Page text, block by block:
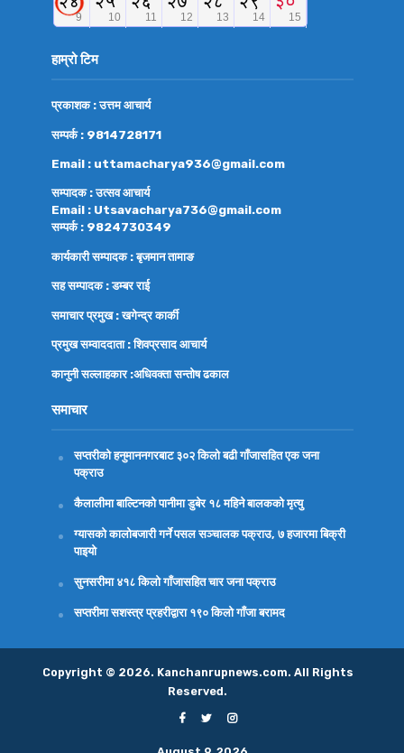
हाम्रो टिम
प्रकाशक : उत्तम आचार्य
सम्पर्क : 9814728171
Email : uttamacharya936@gmail.com
सम्पादक : उत्सव आचार्य
Email : Utsavacharya736@gmail.com
सम्पर्क : 9824730349
कार्यकारी सम्पादक : बृजमान तामाङ
सह सम्पादक : डम्बर राई
समाचार प्रमुख : खगेन्द्र कार्की
प्रमुख सम्वाददाता : शिवप्रसाद आचार्य
कानुनी सल्लाहकार :अधिवक्तासन्तोष ढकाल
समाचार
सप्तरीको हनुमाननगरबाट ३०२ किलो बढी गाँजासहित एक जना
पक्राउ
कैलालीमा बाल्टिनको पानीमा डुबेर १८ महिने बालकको मृत्यु
ग्यासको कालोबजारी गर्ने पसल सञ्चालक पक्राउ, ७ हजारमा बिक्री
पाइयो
सुनसरीमा ४१८ किलो गाँजासहित चार जना पक्राउ
सप्तरीमा सशस्त्र प्रहरीद्वारा १९० किलो गाँजा बरामद
Copyright © 2026. Kanchanrupnews.com. All Rights
Reserved.